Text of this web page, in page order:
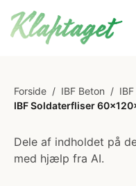
Forside / IBF Beton /
IBF Soldaterfliser
Dele af indholdet på
med hjælp fra AI.